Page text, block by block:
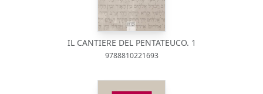
IL CANTIERE DEL PENTATEUCO. 1
9788810221693